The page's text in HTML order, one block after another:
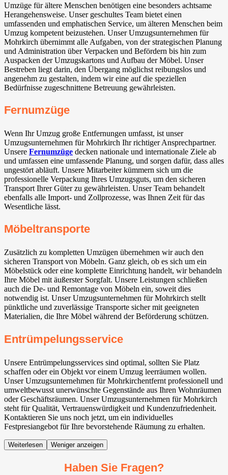
Umzüge für ältere Menschen benötigen eine besonders achtsame
Herangehensweise. Unser geschultes Team bietet einen
umfassenden und emphatischen Service, um älteren Menschen beim
Umzug kompetent beizustehen. Unser Umzugsunternehmen für
Mohrkirch übernimmt alle Aufgaben, von der strategischen Planung
und Administration über Verpacken und Befördern bis hin zum
Auspacken der Umzugskartons und Aufbau der Möbel. Unser
Bestreben liegt darin, den Übergang möglichst reibungslos und
angenehm zu gestalten, indem wir eine auf die speziellen
Bedürfnisse zugeschnittene Betreuung gewährleisten.
Fernumzüge
Wenn Ihr Umzug große Entfernungen umfasst, ist unser
Umzugsunternehmen für Mohrkirch Ihr richtiger Ansprechpartner.
Unsere Fernumzüge decken nationale und internationale Ziele ab
und umfassen eine umfassende Planung, und sorgen dafür, dass alles
ungestört abläuft. Unsere Mitarbeiter kümmern sich um die
professionelle Verpackung Ihres Umzugsguts, um den sicheren
Transport Ihrer Güter zu gewährleisten. Unser Team behandelt
ebenfalls alle Import- und Zollprozesse, was Ihnen Zeit für das
Wesentliche lässt.
Möbeltransporte
Zusätzlich zu kompletten Umzügen übernehmen wir auch den
sicheren Transport von Möbeln. Ganz gleich, ob es sich um ein
Möbelstück oder eine komplette Einrichtung handelt, wir behandeln
Ihre Möbel mit äußerster Sorgfalt. Unsere Leistungen schließen
auch die De- und Remontage von Möbeln ein, soweit dies
notwendig ist. Unser Umzugsunternehmen für Mohrkirch stellt
pünktliche und zuverlässige Transporte sicher mit geeigneten
Materialien, die Ihre Möbel während der Beförderung schützen.
Entrümpelungsservice
Unsere Entrümpelungsservices sind optimal, sollten Sie Platz
schaffen oder ein Objekt vor einem Umzug leerräumen wollen.
Unser Umzugsunternehmen für Mohrkirchentfernt professionell und
umweltbewusst unerwünschte Gegenstände aus Ihren Wohnräumen
oder Geschäftsräumen. Unser Umzugsunternehmen für Mohrkirch
steht für Qualität, Vertrauenswürdigkeit und Kundenzufriedenheit.
Kontaktieren Sie uns noch jetzt, um ein individuelles
Festpresiangebot für Ihre bevorstehende Räumung zu erhalten.
Weiterlesen Weniger anzeigen
Haben Sie Fragen?